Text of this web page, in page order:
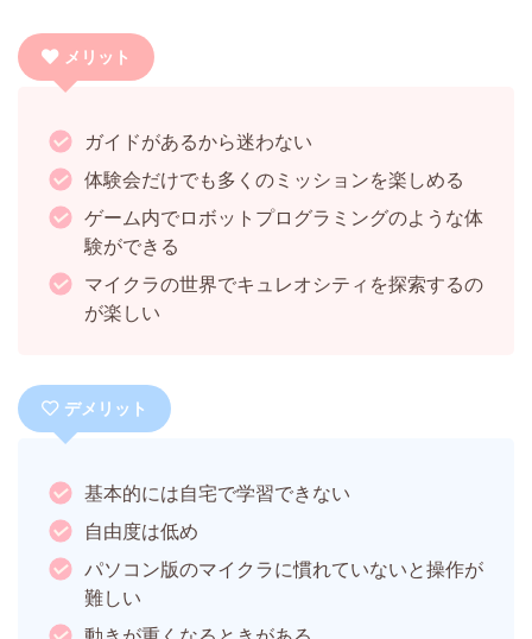
メリット
ガイドがあるから迷わない
体験会だけでも多くのミッションを楽しめる
ゲーム内でロボットプログラミングのような体
験ができる
マイクラの世界でキュレオシティを探索するの
が楽しい
デメリット
基本的には自宅で学習できない
自由度は低め
パソコン版のマイクラに慣れていないと操作が
難しい